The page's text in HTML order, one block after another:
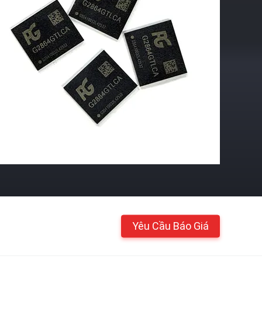
Yêu Cầu Báo Giá